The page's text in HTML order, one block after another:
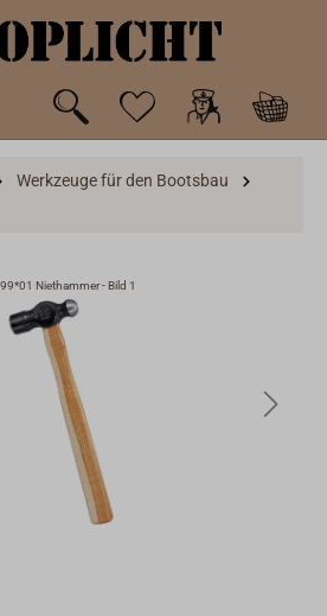
Werkzeuge für den Bootsbau
Niethammer - Bild 1